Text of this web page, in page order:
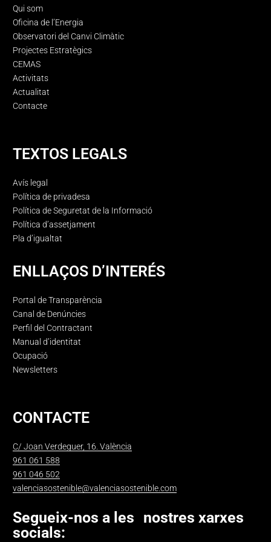
Qui som
Oficina de l’Energia
Observatori del Canvi Climàtic
Projectes Estratègics
CEMAS
Activitats
Actualitat
Contacte
TEXTOS LEGALS
Avís legal
Política de privadesa
Política de Seguretat de la Informació
Política d’assetjament
Pla d’igualtat
ENLLAÇOS D’INTERÉS
Portal de Transparència
Canal de Denúncies
Perfil del Contractant
Manual d’identitat
Ocupació
Newsletters
CONTACTE
C/ Joan Verdeguer, 16. València
961 061 588
961 046 502
valenciasostenible@valenciasostenible.com
Segueix-nos a les nostres xarxes
socials: